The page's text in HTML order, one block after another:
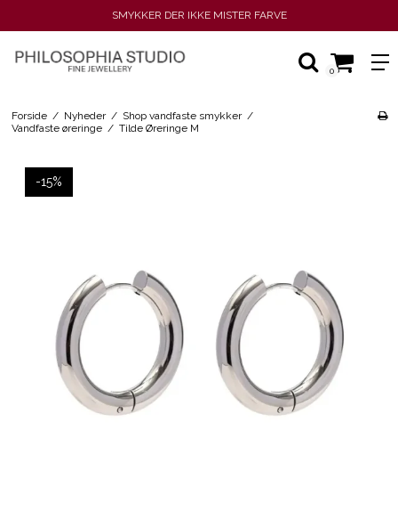
ÆGTE 18K GULDBELÆGNING
0
Forside / Nyheder / Shop vandfaste smykker /
Vandfaste øreringe / Tilde Øreringe M
-15%